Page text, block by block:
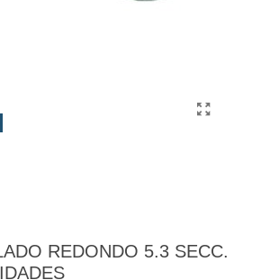
REDONDO 5.3 SECC.